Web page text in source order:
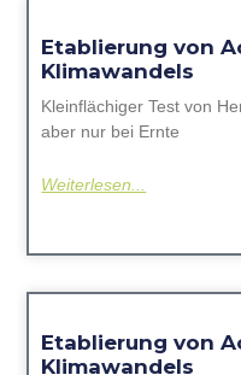
Etablierung von
Klimawandels
Kleinflächiger Test von
aber nur bei Ernte
Weiterlesen...
Etablierung von
Klimawandels